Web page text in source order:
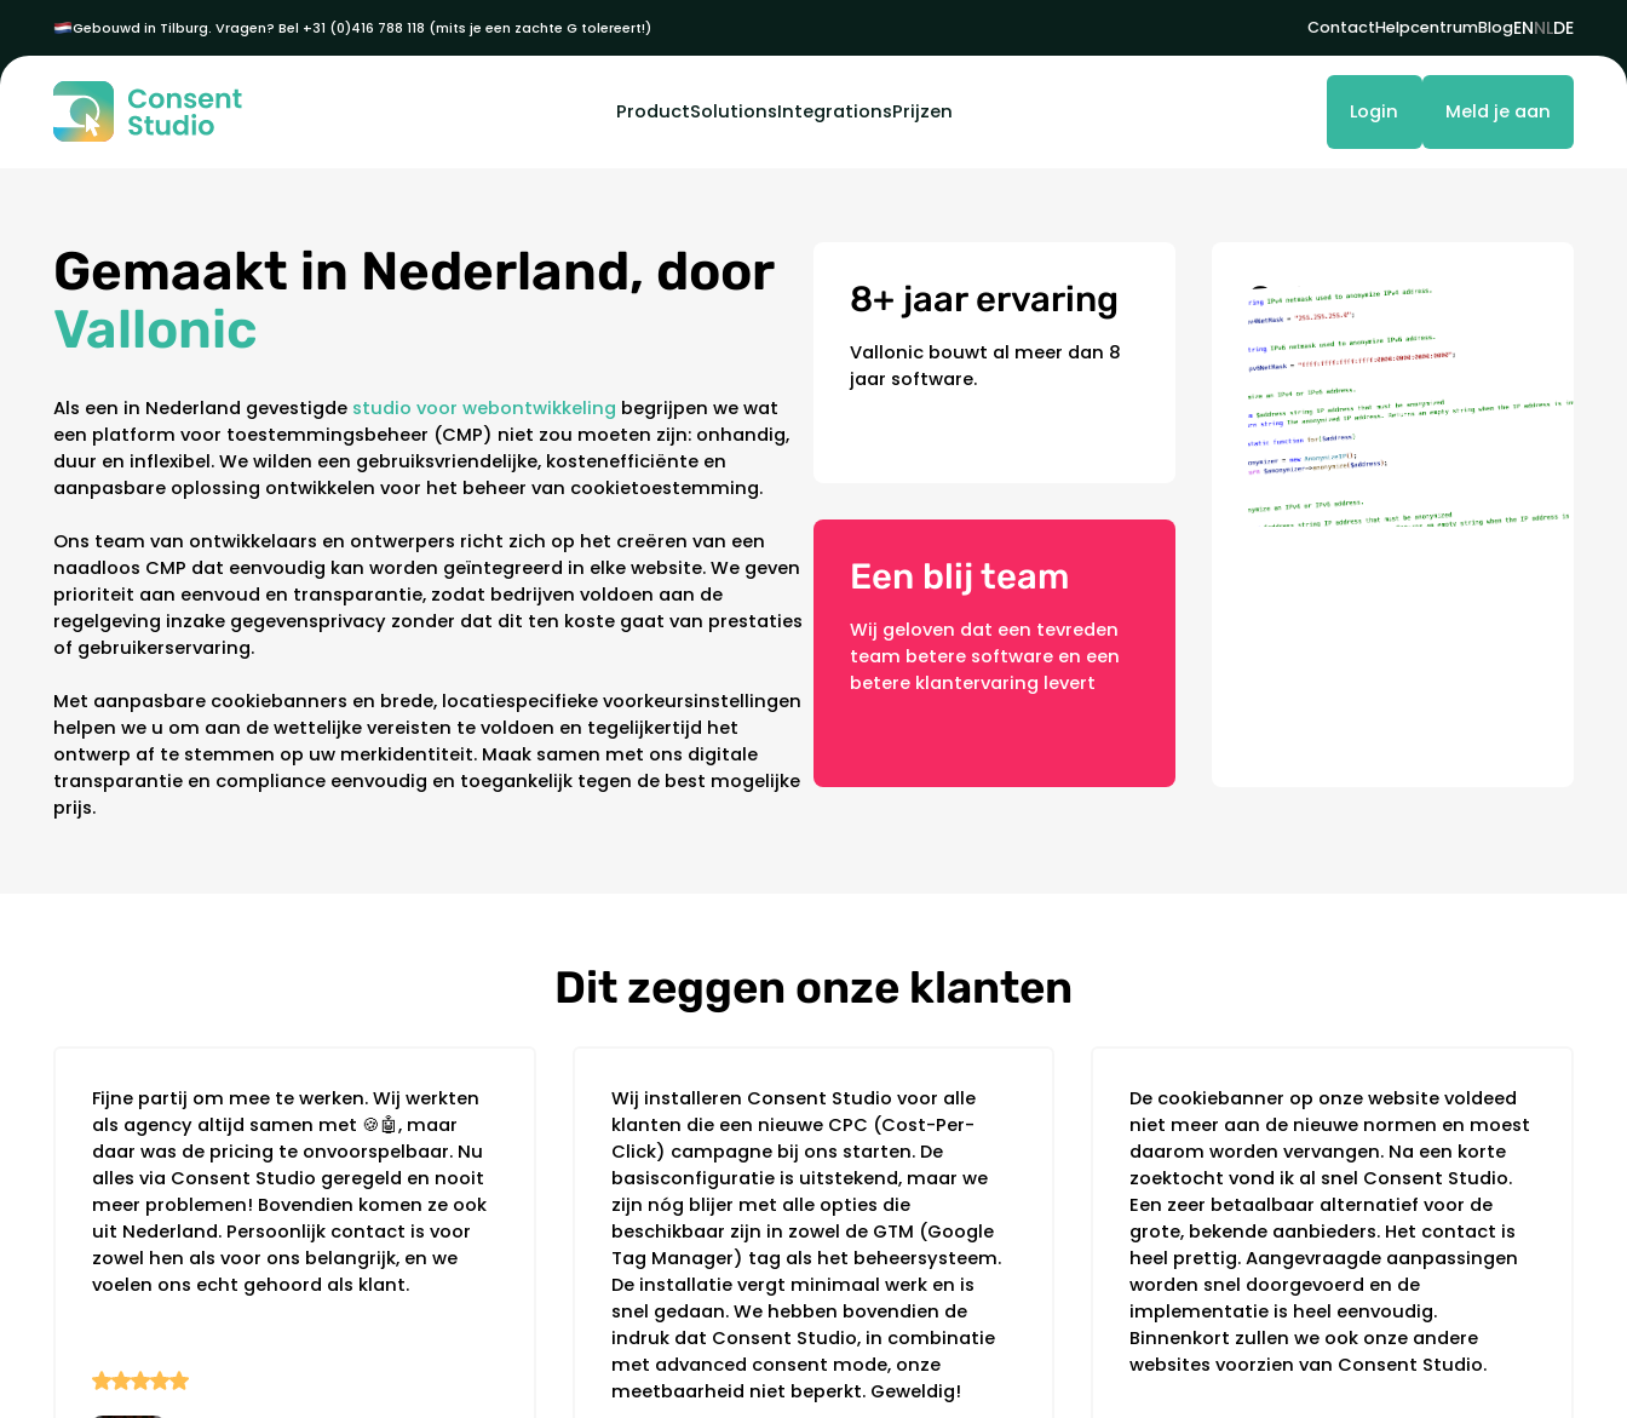
Gebouwd in Tilburg. Vragen? Bel +31 (0)416 788 118 (mits je een zachte G tolereert!) ContactHelpcentrumBlogENNLDE
ProductSolutionsIntegrationsPrijzen Login Meld je aan
Gemaakt in Nederland, door
Vallonic
Als een in Nederland gevestigde studio voor webontwikkeling begrijpen we wat
een platform voor toestemmingsbeheer (CMP) niet zou moeten zijn: onhandig,
duur en inflexibel. We wilden een gebruiksvriendelijke, kostenefficiënte en
aanpasbare oplossing ontwikkelen voor het beheer van cookietoestemming.
Ons team van ontwikkelaars en ontwerpers richt zich op het creëren van een
naadloos CMP dat eenvoudig kan worden geïntegreerd in elke website. We geven
prioriteit aan eenvoud en transparantie, zodat bedrijven voldoen aan de
regelgeving inzake gegevensprivacy zonder dat dit ten koste gaat van prestaties
of gebruikerservaring.
Met aanpasbare cookiebanners en brede, locatiespecifieke voorkeursinstellingen
helpen we u om aan de wettelijke vereisten te voldoen en tegelijkertijd het
ontwerp af te stemmen op uw merkidentiteit. Maak samen met ons digitale
transparantie en compliance eenvoudig en toegankelijk tegen de best mogelijke
prijs.
8+ jaar ervaring
Vallonic bouwt al meer dan 8
jaar software.
Ontwikkeld
house
Alle software is volledig
ontwikkeld door ons eigen
team van ontwikkelaars.
Een blij team
Wij geloven dat een tevreden
team betere software en een
betere klantervaring levert
Dit zeggen onze klanten
Fijne partij om mee te werken. Wij werkten
als agency altijd samen met 🍪🤖, maar
daar was de pricing te onvoorspelbaar. Nu
alles via Consent Studio geregeld en nooit
meer problemen! Bovendien komen ze ook
uit Nederland. Persoonlijk contact is voor
zowel hen als voor ons belangrijk, en we
voelen ons echt gehoord als klant.
Wij installeren Consent Studio voor alle
klanten die een nieuwe CPC (Cost-Per-
Click) campagne bij ons starten. De
basisconfiguratie is uitstekend, maar we
zijn nóg blijer met alle opties die
beschikbaar zijn in zowel de GTM (Google
Tag Manager) tag als het beheersysteem.
De installatie vergt minimaal werk en is
snel gedaan. We hebben bovendien de
indruk dat Consent Studio, in combinatie
met advanced consent mode, onze
meetbaarheid niet beperkt. Geweldig!
De cookiebanner op onze website voldeed
niet meer aan de nieuwe normen en moest
daarom worden vervangen. Na een korte
zoektocht vond ik al snel Consent Studio.
Een zeer betaalbaar alternatief voor de
grote, bekende aanbieders. Het contact is
heel prettig. Aangevraagde aanpassingen
worden snel doorgevoerd en de
implementatie is heel eenvoudig.
Binnenkort zullen we ook onze andere
websites voorzien van Consent Studio.